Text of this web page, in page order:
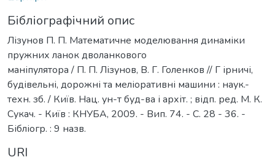
Бібліографічний опис
Лізунов П. П. Математичне моделювання динаміки
пружних ланок дволанкового
маніпулятора / П. П. Лізунов, В. Г. Голенков // Г ірничі,
будівельні, дорожні та меліоративні машини : наук.-
техн. зб. / Київ. Нац. ун-т буд-ва і архіт. ; відп. ред. М. К.
Сукач. - Київ : КНУБА, 2009. - Вип. 74. - С. 28 - 36. -
Бібліогр. : 9 назв.
URI